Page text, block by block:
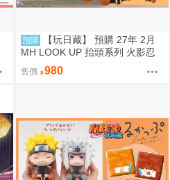
預購
【玩日藏】 預購 27年 2月
MH LOOK UP 抬頭系列 火影忍
者疾風傳 漩渦鳴人 燦笑 Smile 抬
頭公仔 代理版
售價 980